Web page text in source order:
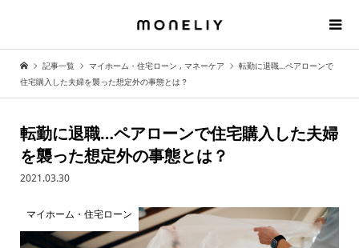
記事一覧 マイホーム・住宅ローン , マネーケア
転勤に退職…ペアローンで
住宅購入した夫婦を襲った想定外の事態とは？
転勤に退職…ペアローンで住宅購入した夫婦
を襲った想定外の事態とは？
2021.03.30
マイホーム・住宅ローン